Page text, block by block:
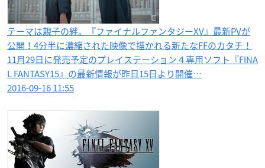
テーマは親子の絆。『ファイナルファンタジーXV』最新PVが
公開！4分半に濃縮された映像で描かれる新たなFFのカタチ！
11月29日に発売予定のプレイステーション４専用ソフト『FINA
L FANTASY15』の最新情報が昨日15日より開催…
2016-09-16 11:55